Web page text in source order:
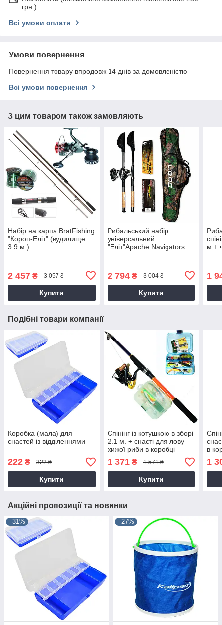
грн.)
Всі умови оплати
Умови повернення
Повернення товару впродовж 14 днів за домовленістю
Всі умови повернення
З цим товаром також замовляють
Набір на карпа BratFishing
"Короп-Еліт" (вудилище
3.9 м.)
2 457 ₴ 3 057 ₴
Купити
Рибальський набір
універсальний
"Еліт"Apache Navigators
2 794₴ 3 004 ₴
Купити
м +
1
Подібні товари компанії
Коробка (мала) для
снастей із відділеннями
222 ₴ 322 ₴
Купити
Спінінг із котушкою в зборі
2.1 м. + снасті для лову
хижої риби в коробці
1 371₴ 1 571 ₴
Купити
в
1
Акційні пропозиції та новинки
–31% –27%